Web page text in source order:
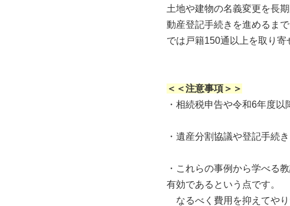
土地や建物の名義変更を長
動産登記手続きを進めるま
では戸籍150通以上を取り寄
＜＜注意事項＞＞
・相続税申告や令和6年度
・遺産分割協議や登記手続
・これらの事例から学べる
有効であるという点です。
なるべく費用を抑えてやり